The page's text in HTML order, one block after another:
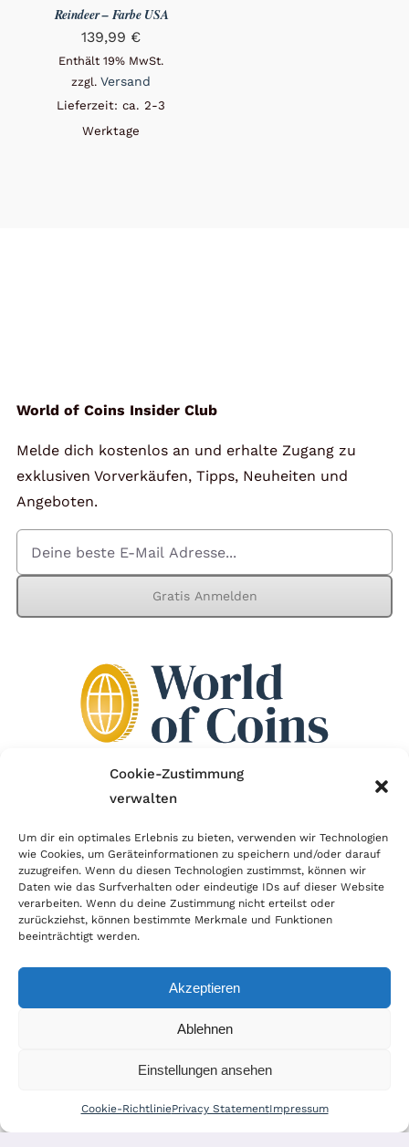
Cookie-Zustimmung
verwalten
Um dir ein optimales Erlebnis zu bieten, verwenden wir Technologien
wie Cookies, um Geräteinformationen zu speichern und/oder darauf
zuzugreifen. Wenn du diesen Technologien zustimmst, können wir
Daten wie das Surfverhalten oder eindeutige IDs auf dieser Website
verarbeiten. Wenn du deine Zustimmung nicht erteilst oder
zurückziehst, können bestimmte Merkmale und Funktionen
beeinträchtigt werden.
Akzeptieren
Ablehnen
Einstellungen ansehen
Cookie-RichtliniePrivacy StatementImpressum
Reindeer – Farbe USA
139,99 €
Enthält 19% MwSt.
zzgl.Versand
Lieferzeit: ca. 2-3
Werktage
World of Coins Insider Club
Melde dich kostenlos an und erhalte Zugang zu
exklusiven Vorverkäufen, Tipps, Neuheiten und
Angeboten.
Gratis Anmelden
Der Händlerbund setzt sich für sicheren und
erfolgreichen E-Commerce ein. Auch wir sind wie
viele Onlineshops im Netz Mitglied im Händlerbund
und unterstützen fairen Onlinehandel.
Widerruf|Zahlung & Versand